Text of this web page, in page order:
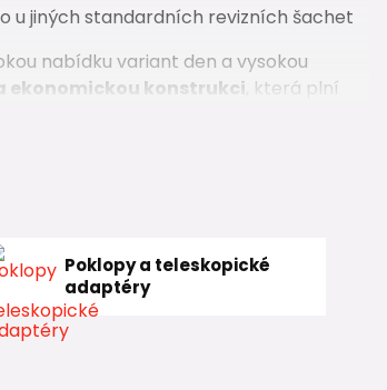
u jiných standardních revizních šachet
nabídku variant den a vysokou
ekonomickou konstrukci , která plní
DN 600 s dobrým poměrem ceny a
Poklopy a teleskopické
adaptéry